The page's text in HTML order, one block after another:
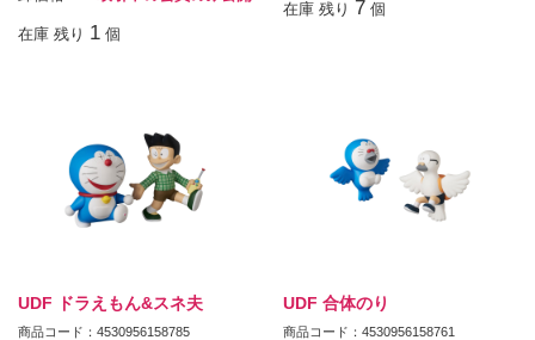
在庫 残り 1 個
在庫 残り 7 個
UDF ドラえもん&スネ夫
商品コード：4530956158785
UDF 合体のり
商品コード：4530956158761